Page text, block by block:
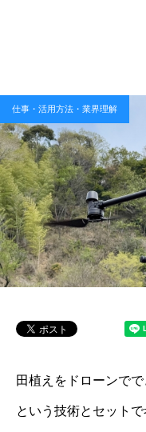
仕事・活用方法・業界理解
田植えをドローンで
という技術とセット